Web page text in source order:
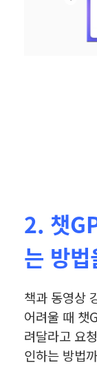
2. 챗
는 방
책과 동영상
어려울 때 챗
려달라고 요
인하는 방법